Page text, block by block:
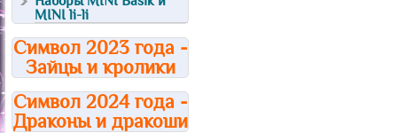
MINI li-li
Символ 2023 года -
Зайцы и кролики
Символ 2024 года -
Драконы и дракоши